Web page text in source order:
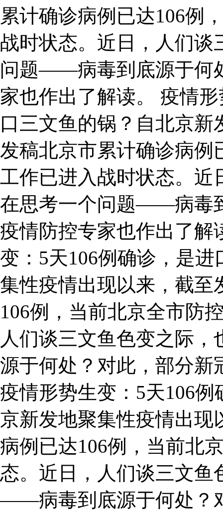
累计确诊病例已达106例
战时状态。近日，人们谈
问题——病毒到底源于何
家也作出了解读。 疫情
口三文鱼的锅？自北京
发稿北京市累计确诊病例
工作已进入战时状态。近
在思考一个问题——病毒
疫情防控专家也作出了解
变：5天106例确诊，是
集性疫情出现以来，截至
106例，当前北京全市防
人们谈三文鱼色变之际
源于何处？对此，部分新
疫情形势生变：5天106
京新发地聚集性疫情出现
病例已达106例，当前北
态。近日，人们谈三文
——病毒到底源于何处？